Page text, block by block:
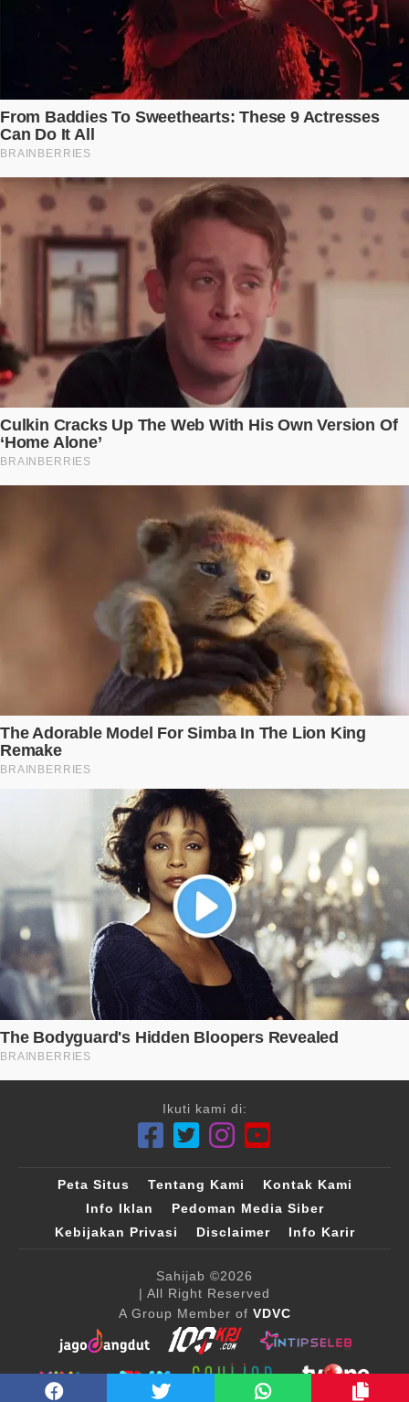
Ikuti kami di:
Peta Situs Tentang Kami
Kontak Kami
Info Iklan
Pedoman Media Siber
Kebijakan Privasi
Disclaimer Info Karir
Sahijab ©2026
| All Right Reserved
A Group Member of VDVC